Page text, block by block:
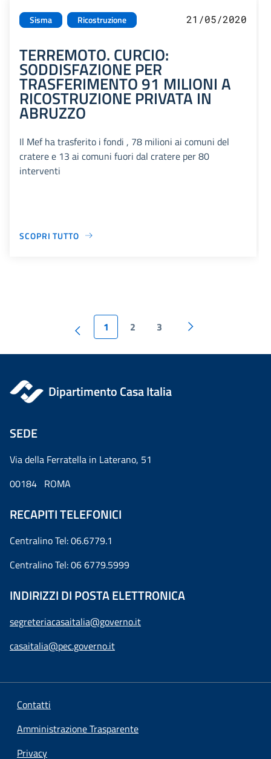
Sisma Ricostruzione 21/05/2020
TERREMOTO. CURCIO:
SODDISFAZIONE PER
TRASFERIMENTO 91 MILIONI A
RICOSTRUZIONE PRIVATA IN
ABRUZZO
Il Mef ha trasferito i fondi , 78 milioni ai comuni del
cratere e 13 ai comuni fuori dal cratere per 80
interventi
SCOPRI TUTTO
1 2 3
Dipartimento Casa Italia
SEDE
Via della Ferratella in Laterano, 51
00184 ROMA
RECAPITI TELEFONICI
Centralino Tel: 06.6779.1
Centralino Tel: 06 6779.5999
INDIRIZZI DI POSTA ELETTRONICA
segreteriacasaitalia@governo.it
casaitalia@pec.governo.it
Contatti
Amministrazione Trasparente
Privacy